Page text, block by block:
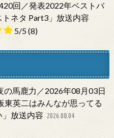
回／発表2022年ベストバ
トネタ Part3」放送内容
5/5(8)
の馬鹿力／2026年08月03日
東英二はみんなが思ってる
放送内容 2026.08.04